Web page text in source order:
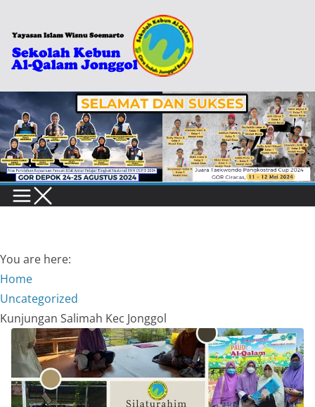
content
You are here:
Home
Uncategorized
Kunjungan Salimah Kec Jonggol